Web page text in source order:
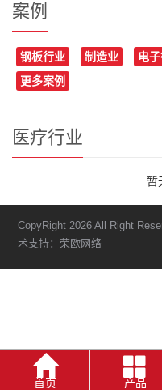
案例
钢板行业 制造业 电
更多案例
医疗行业
暂
CopyRight 2026 All Right
术支持：荣欧网络
首页 产品